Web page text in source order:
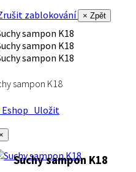
zablokování
× Zpět
sampon K18
Uložit
Suchy sampon K18